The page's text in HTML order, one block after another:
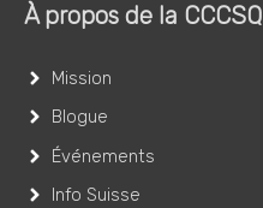
À propos de la CCCSQ
Mission
Blogue
Événements
Info Suisse